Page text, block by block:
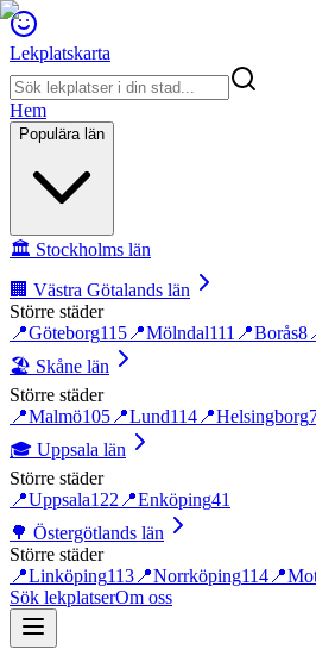
Lekplatskarta
Hem
Populära län
🏛️ Stockholms län
🏢 Västra Götalands län
Större städer
📍Göteborg115 📍Mölndal111 📍Borås8
🏖️ Skåne län
Större städer
📍Malmö105 📍Lund114 📍Helsingborg
🎓 Uppsala län
Större städer
📍Uppsala122 📍Enköping41
🌳 Östergötlands län
Större städer
📍Linköping113 📍Norrköping114 📍
Sök lekplatserOm oss